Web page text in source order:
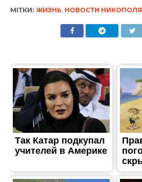
МІТКИ: ЖИЗНЬ НОВОСТИ НИКОПОЛЯ